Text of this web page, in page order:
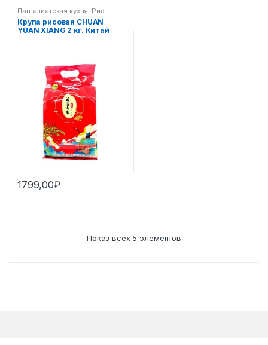
Пан-азиатская кухня, Рис
Крупа рисовая CHUAN
YUAN XIANG 2 кг. Китай
1799,00₽
Показ всех 5 элементов